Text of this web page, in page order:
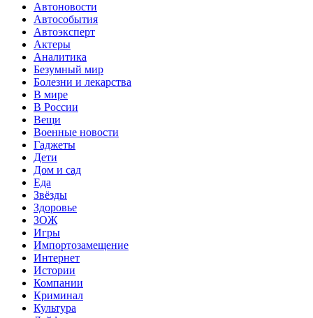
Автоновости
Автособытия
Автоэксперт
Актеры
Аналитика
Безумный мир
Болезни и лекарства
В мире
В России
Вещи
Военные новости
Гаджеты
Дети
Дом и сад
Еда
Звёзды
Здоровье
ЗОЖ
Игры
Импортозамещение
Интернет
Истории
Компании
Криминал
Культура